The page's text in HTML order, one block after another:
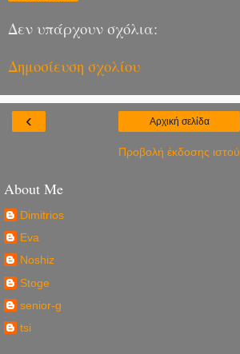
Δεν υπάρχουν σχόλια:
Δημοσίευση σχολίου
‹ Αρχική σελίδα
Προβολή έκδοσης ιστού
About Me
Dimitrios
Eva
Noshiz
Stoge
senior-g
tsi